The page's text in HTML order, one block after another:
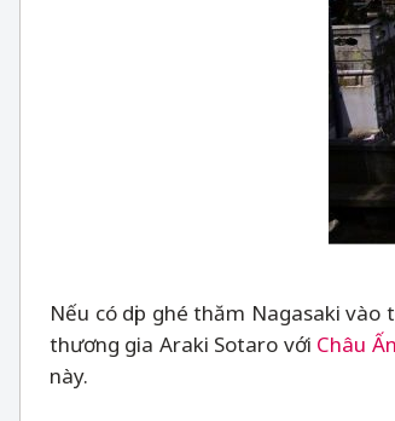
Nếu có dịp ghé thăm Nagasaki
thương gia Araki Sotaro với Châu
này.